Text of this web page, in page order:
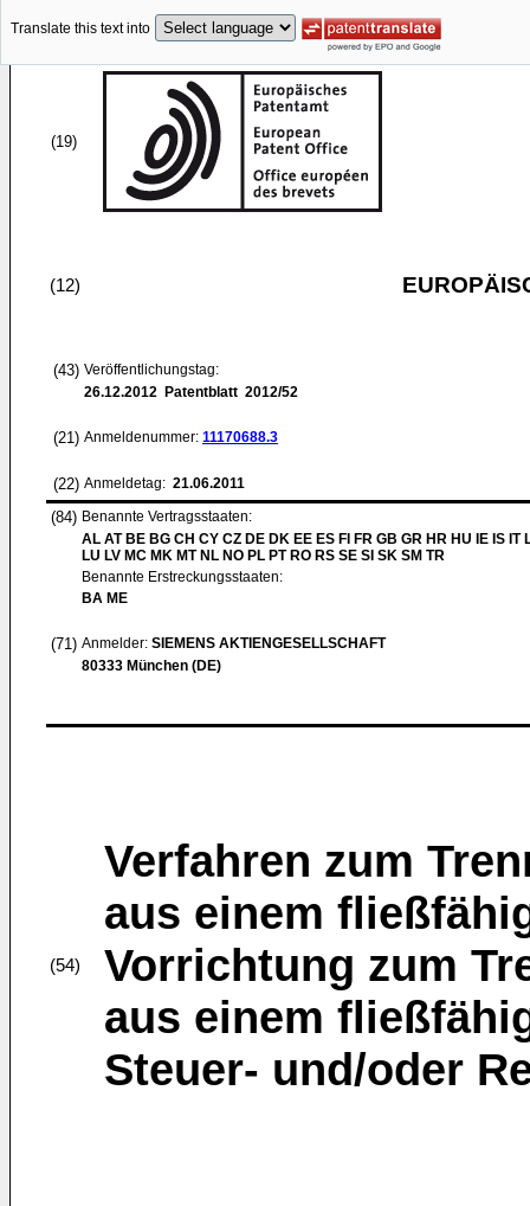
Translate this text into
(19)
(12)
(43) Veröffentlichungstag:
26.12.2012 Patentblatt 2012/52
(21) Anmeldenummer: 11170688.3
(22) Anmeldetag: 21.06.2011
(84) Benannte Vertragsstaaten:
AL AT BE BG CH CY CZ DE DK EE ES FI FR GB GR HR HU IE IS IT
LU LV MC MK MT NL NO PL PT RO RS SE SI SK SM TR
Benannte Erstreckungsstaaten:
BA ME
(71) Anmelder: SIEMENS AKTIENGESELLSCHAFT
80333 München (DE)
(54)
Verfahren zum
aus einem
Vorrichtung zum
aus einem
Steuer- und/oder